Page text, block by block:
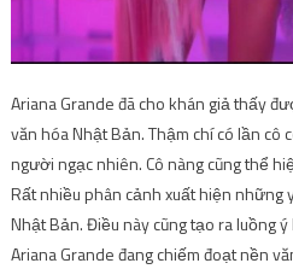
Ariana Grande đã cho khán giả thấy
văn hóa Nhật Bản. Thậm chí có lần cô
người ngạc nhiên. Cô nàng cũng thể
Rất nhiều phân cảnh xuất hiện những
Nhật Bản. Điều này cũng tạo ra luồng
Ariana Grande đang chiếm đoạt nền